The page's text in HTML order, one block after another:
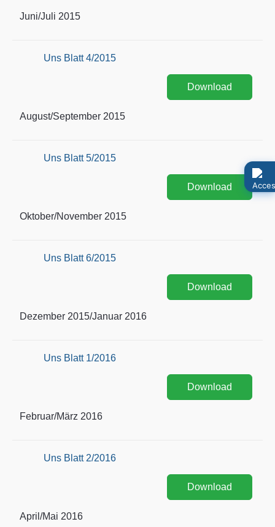
Juni/Juli 2015
Uns Blatt 4/2015
Download
August/September 2015
Uns Blatt 5/2015
Download
Oktober/November 2015
Uns Blatt 6/2015
Download
Dezember 2015/Januar 2016
Uns Blatt 1/2016
Download
Februar/März 2016
Uns Blatt 2/2016
Download
April/Mai 2016